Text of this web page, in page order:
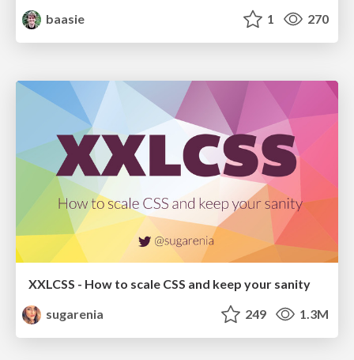
baasie
1 270
XXLCSS - How to scale CSS and keep your sanity
sugarenia
249 1.3M